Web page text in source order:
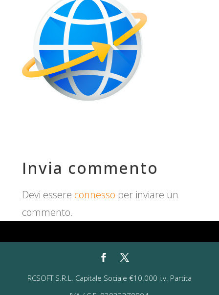
Invia commento
Devi essere connesso per inviare un
commento.
RCSOFT S.R.L. Capitale Sociale €10.000 i.v. Partita